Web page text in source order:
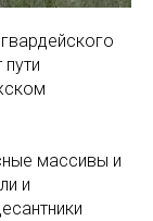
массивы и
и